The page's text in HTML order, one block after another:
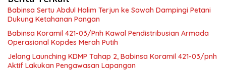
Babinsa Sertu Abdul Halim Terjun ke Sawah Dampingi Petani
Dukung Ketahanan Pangan
Babinsa Koramil 421-03/Pnh Kawal Pendistribusian Armada
Operasional Kopdes Merah Putih
Jelang Launching KDMP Tahap 2, Babinsa Koramil 421-03/pnh
Aktif Lakukan Pengawasan Lapangan